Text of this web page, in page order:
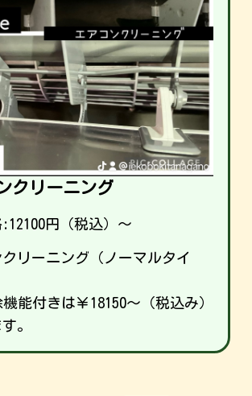
クリーニング
:12100円（税込）～
クリーニング（ノーマルタイ
能付きは￥18150～（税込み）
。